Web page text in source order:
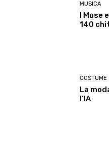
MUSICA
I Muse
140
COSTUME
La
l’IA